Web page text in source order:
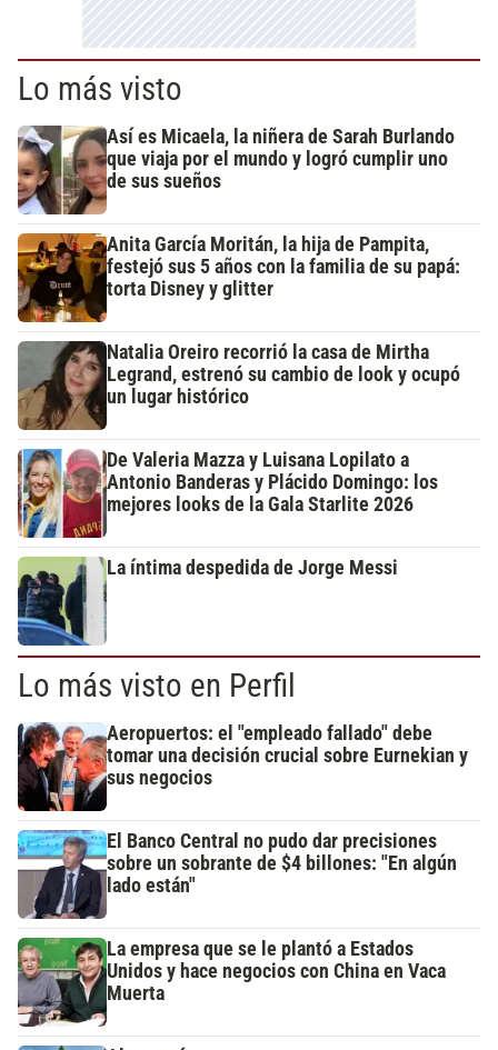
Lo más visto
Así es Micaela, la niñera de Sarah Burlando
que viaja por el mundo y logró cumplir uno
de sus sueños
Anita García Moritán, la hija de Pampita,
festejó sus 5 años con la familia de su papá:
torta Disney y glitter
Natalia Oreiro recorrió la casa de Mirtha
Legrand, estrenó su cambio de look y ocupó
un lugar histórico
De Valeria Mazza y Luisana Lopilato a
Antonio Banderas y Plácido Domingo: los
mejores looks de la Gala Starlite 2026
La íntima despedida de Jorge Messi
Lo más visto en Perfil
Aeropuertos: el "empleado fallado" debe
tomar una decisión crucial sobre Eurnekian y
sus negocios
El Banco Central no pudo dar precisiones
sobre un sobrante de $4 billones: "En algún
lado están"
La empresa que se le plantó a Estados
Unidos y hace negocios con China en Vaca
Muerta